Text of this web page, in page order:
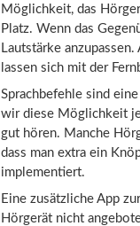
Möglichkeit, das
Platz. Wenn das
Lautstärke
lassen sich mit der
Sprachbefehle sind
wir diese Möglichkeit
gut hören. Manche
dass man extra ein
implementiert.
Eine zusätzliche App
Hörgerät nicht